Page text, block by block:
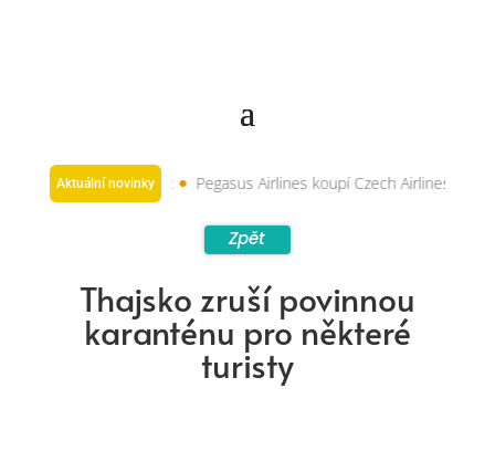
Aktuální novinky
Premium BIZ Seat Pegasus Airlines koupí Czech Airlines a
Zpět
Thajsko zruší povinnou
karanténu pro některé
turisty